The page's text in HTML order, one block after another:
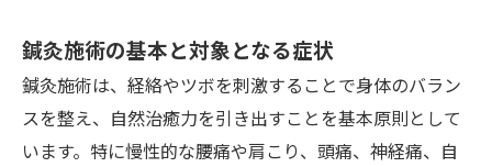
鍼灸施術の基本と対象となる症状
鍼灸施術は、経絡やツボを刺激することで身体のバラン
スを整え、自然治癒力を引き出すことを基本原則として
います。特に慢性的な腰痛や肩こり、頭痛、神経痛、自